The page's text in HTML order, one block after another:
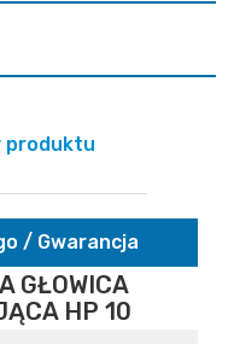
produktu
/ Gwarancja
GŁOWICA
HP 10